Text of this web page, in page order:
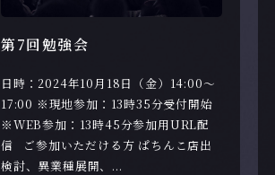
第7回勉強会
日時：2024年10月18日（金）14:00～
17:00 ※現地参加：13時35分受付開始
※WEB参加：13時45分参加用URL配
信 ご参加いただける方 ぱちんこ店出
検討、異業種展開、...